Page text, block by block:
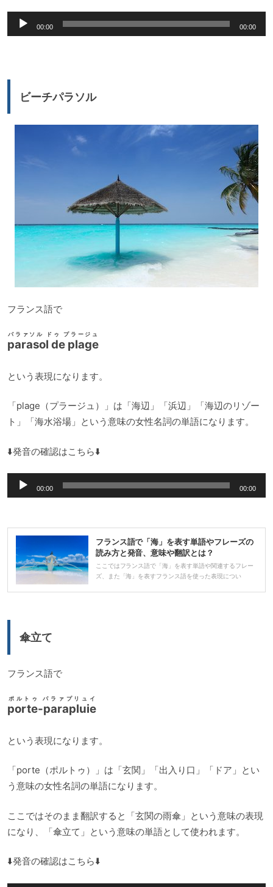
声
ー
00:00 00:00
ビーチパラソル
フランス語で
parasol de plage
パラァソル ドゥ プラージュ
という表現になります。
「plage（プラージュ）」は「海辺」「浜辺」「海辺のリゾー
ト」「海水浴場」という意味の女性名詞の単語になります。
⬇️発音の確認はこちら⬇️
声
レ
ー
ヤ
ー
00:00 00:00
フランス語で「海」を表す単語やフレーズの
読み方と発音、意味や翻訳とは？
ここではフランス語で「海」を表す単語や関連するフレー
ズ、また「海」を表すフランス語を使った表現につい
傘立て
フランス語で
porte-parapluie
ポルトゥ パラァプリュイ
という表現になります。
「porte（ポルトゥ）」は「玄関」「出入り口」「ドア」とい
う意味の女性名詞の単語になります。
ここではそのまま翻訳すると「玄関の雨傘」という意味の表現
になり、「傘立て」という意味の単語として使われます。
⬇️発音の確認はこちら⬇️